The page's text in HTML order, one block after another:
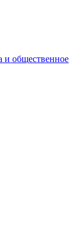
и общественное